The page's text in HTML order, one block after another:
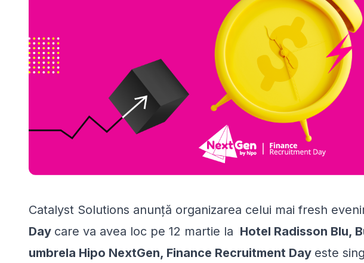
Catalyst Solutions anunță organizarea celui mai fresh
Day care va avea loc pe 12 martie la Hotel Radisson Blu,
umbrela Hipo NextGen, Finance Recruitment Day este